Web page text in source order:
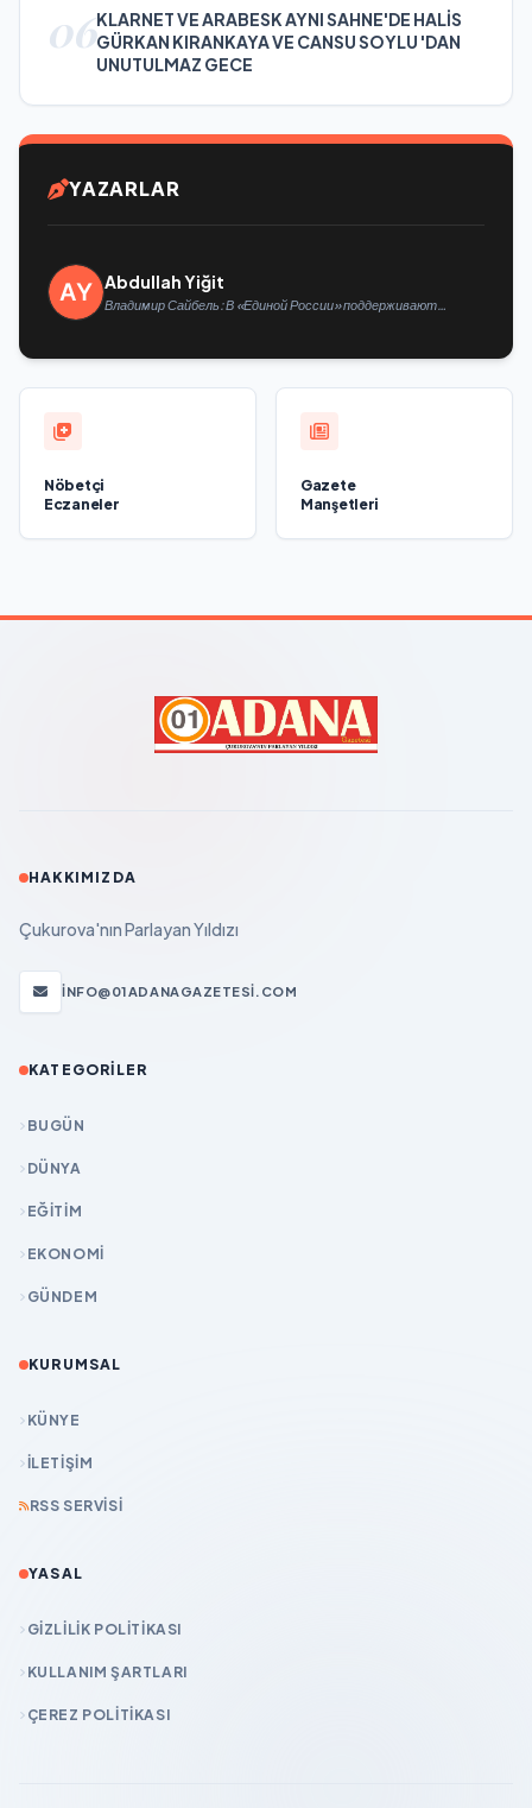
06KLARNET VE ARABESK AYNI SAHNE'DE HALİS
GÜRKAN KIRANKAYA VE CANSU SOYLU 'DAN
UNUTULMAZ GECE
YAZARLAR
Abdullah Yiğit
Владимир Сайбель: В «Единой России» поддерживают
Nöbetçi
Eczaneler
Gazete
Manşetleri
HAKKIMIZDA
Çukurova'nın Parlayan Yıldızı
INFO@01ADANAGAZETESI.COM
KATEGORILER
BUGÜN
DÜNYA
EĞİTİM
EKONOMİ
GÜNDEM
KURUMSAL
KÜNYE
İLETIŞIM
RSS SERVISI
YASAL
GIZLILIK POLITIKASI
KULLANIM ŞARTLARI
ÇEREZ POLITIKASI